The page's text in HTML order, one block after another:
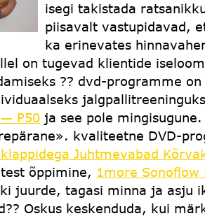
isegi takistada
piisavalt vastupidavad,
ka erinevates
on tugevad klientide
?? dvd-programme
P50 ja see pole
kvaliteetne DVD-
Juhtmevabad
õppimine, 1more
juurde, tagasi minna ja asju
Oskus keskenduda, kui